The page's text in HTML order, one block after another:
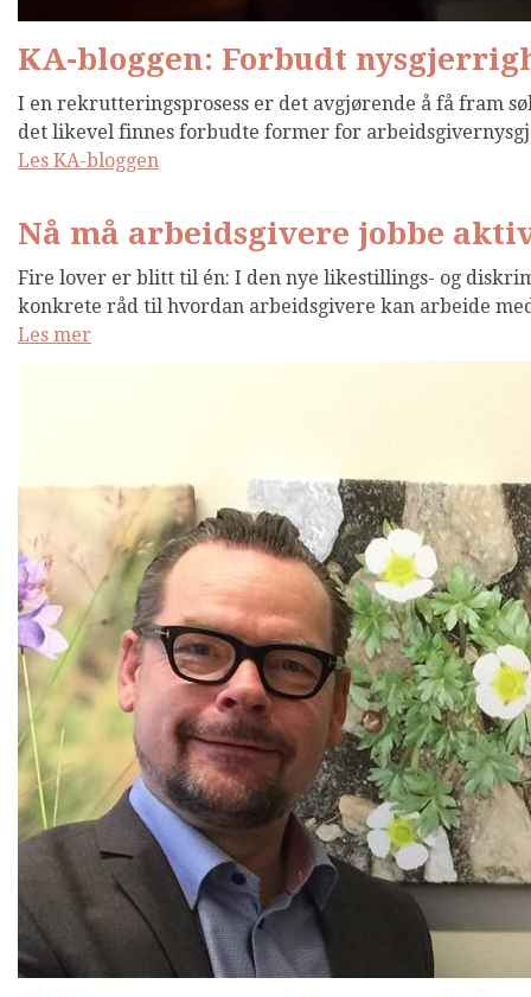
KA-bloggen: Forbudt
I en rekrutteringsprosess er det avgjørende å få fram
det likevel finnes forbudte former for
Les KA-bloggen
Nå må arbeidsgivere jobbe
Fire lover er blitt til én: I den nye likestillings- og
konkrete råd til hvordan arbeidsgivere kan arbeide
Les mer